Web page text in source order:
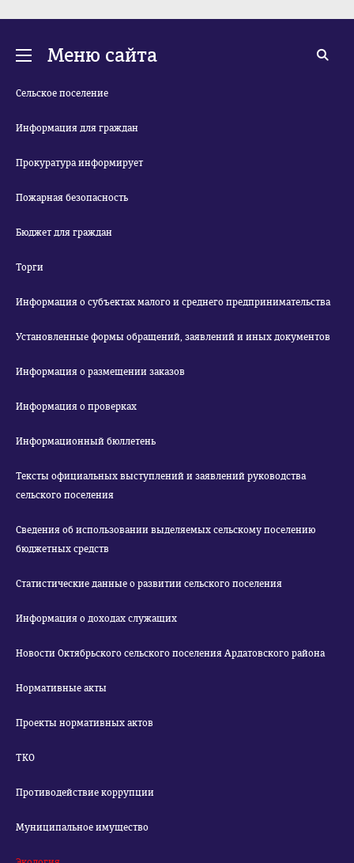
Меню сайта
Сельское поселение
Информация для граждан
Прокуратура информирует
Пожарная безопасность
Бюджет для граждан
Торги
Информация о субъектах малого и среднего предпринимательства
Установленные формы обращений, заявлений и иных документов
Информация о размещении заказов
Информация о проверках
Информационный бюллетень
Тексты официальных выступлений и заявлений руководства
сельского поселения
Сведения об использовании выделяемых сельскому поселению
бюджетных средств
Статистические данные о развитии сельского поселения
Информация о доходах служащих
Новости Октябрьского сельского поселения Ардатовского района
Нормативные акты
Проекты нормативных актов
ТКО
Противодействие коррупции
Муниципальное имущество